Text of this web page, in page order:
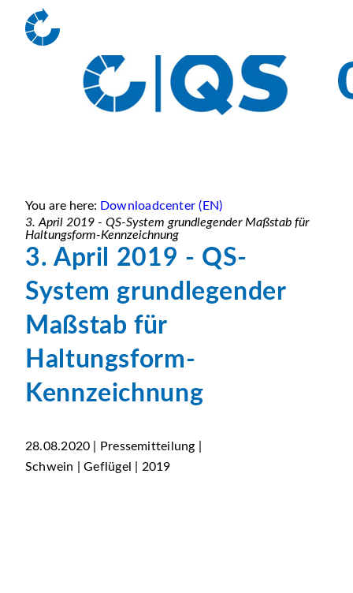
You are here: Downloadcenter (EN)
3. April 2019 - QS-System grundlegender Maßstab für
Haltungsform-Kennzeichnung
3. April 2019 - QS-
System grundlegender
Maßstab für
Haltungsform-
Kennzeichnung
28.08.2020 | Pressemitteilung |
Schwein | Geflügel | 2019